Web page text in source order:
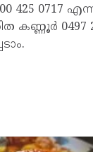
0717
കണ്ണൂർ 0497